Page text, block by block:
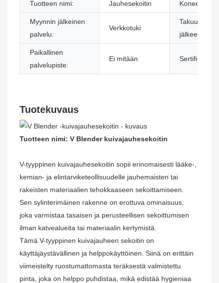
Tuotteen nimi: Jauhesekoitin Koneen
Myynnin jälkeinen
palvelu:
Verkkotuki
jälkeen:
Paikallinen
palvelupiste:
Ei mitään Sertifiointi:
Tuotekuvaus
Tuotteen nimi: V Blender kuivajauhesekoitin
V-tyyppinen kuivajauhesekoitin sopii erinomaisesti lääke-,
kemian- ja elintarviketeollisuudelle jauhemaisten tai
rakeisten materiaalien tehokkaaseen sekoittamiseen.
Sen sylinterimäinen rakenne on erottuva ominaisuus,
joka varmistaa tasaisen ja perusteellisen sekoittumisen
ilman katvealueita tai materiaalin kertymistä.
Tämä V-tyyppinen kuivajauheen sekoitin on
käyttäjäystävällinen ja helppokäyttöinen. Siinä on erittäin
viimeistelty ruostumattomasta teräksestä valmistettu
pinta, joka on helppo puhdistaa, mikä edistää hygieniaa